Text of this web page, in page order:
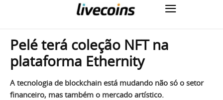
Pelé terá coleção NFT na
plataforma Ethernity
A tecnologia de blockchain está mudando não só o setor
financeiro, mas também o mercado artístico.